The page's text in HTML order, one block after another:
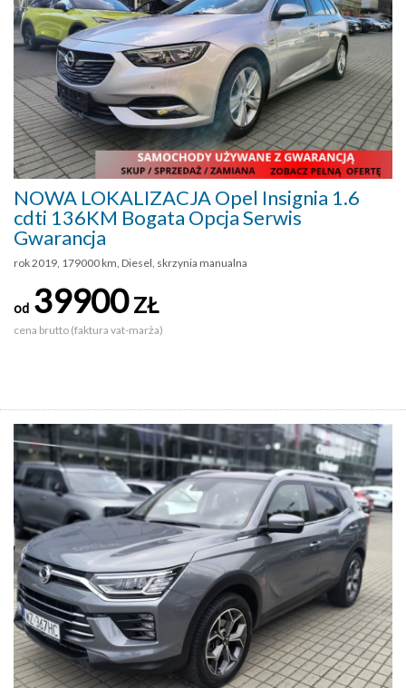
NOWA LOKALIZACJA Opel Insignia 1.6
cdti 136KM Bogata Opcja Serwis
Gwarancja
rok 2019, 179000 km, Diesel, skrzynia manualna
od 39900ZŁ
cena brutto (faktura vat-marża)